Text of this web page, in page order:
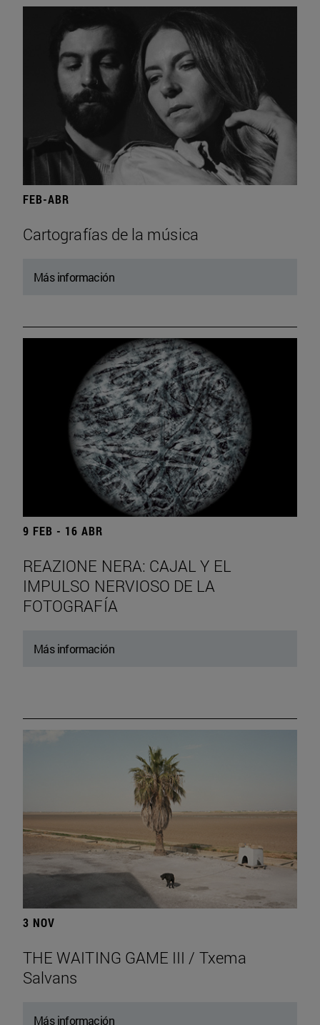
FEB-ABR
Cartografías de la música
Más información
9 FEB - 16 ABR
REAZIONE NERA: CAJAL Y EL
IMPULSO NERVIOSO DE LA
FOTOGRAFÍA
Más información
3 NOV
THE WAITING GAME III / Txema
Salvans
Más información